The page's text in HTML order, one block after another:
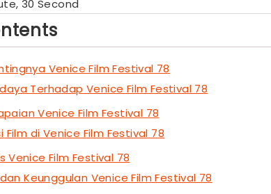
30 Second
Venice Film Festival 78
Terhadap Venice Film Festival 78
Venice Film Festival 78
Film di Venice Film Festival 78
Venice Film Festival 78
Keunggulan Venice Film Festival 78